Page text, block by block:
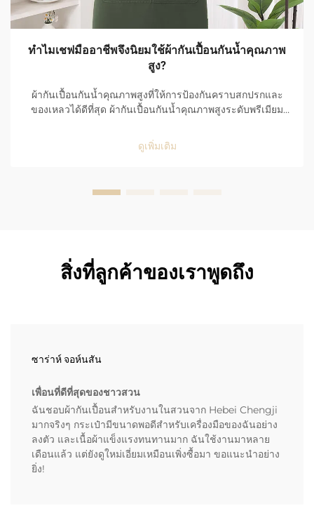
ทำไมเชฟมืออาชีพจึงนิยมใช้ผ้ากันเปื้อนกันน้ำคุณภาพ
สูง?
ผ้ากันเปื้อนกันน้ำคุณภาพสูงที่ให้การป้องกันคราบสกปรกและ
ของเหลวได้ดีที่สุด ผ้ากันเปื้อนกันน้ำคุณภาพสูงระดับพรีเมียม
ประสิทธิภาพยอดเยี่ยมในการป้องกันคราบสกปรกและของเหลว
รวมทั้งใช้งานได้อย่างสะดวกสบายในสภาพแวดล้อมที่เร่งรีบ
ดูเพิ่มเติม
สิ่งที่ลูกค้าของเราพูดถึง
ซาร่าห์ จอห์นสัน
เพื่อนที่ดีที่สุดของชาวสวน
ฉันชอบผ้ากันเปื้อนสำหรับงานในสวนจาก Hebei Chengji
มากจริงๆ กระเป๋ามีขนาดพอดีสำหรับเครื่องมือของฉันอย่าง
ลงตัว และเนื้อผ้าแข็งแรงทนทานมาก ฉันใช้งานมาหลาย
เดือนแล้ว แต่ยังดูใหม่เอี่ยมเหมือนเพิ่งซื้อมา ขอแนะนำอย่าง
ยิ่ง!